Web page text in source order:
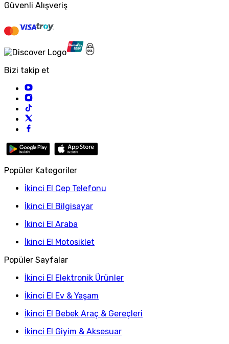
Güvenli Alışveriş
Bizi takip et
Popüler Kategoriler
İkinci El Cep Telefonu
İkinci El Bilgisayar
İkinci El Araba
İkinci El Motosiklet
Popüler Sayfalar
İkinci El Elektronik Ürünler
İkinci El Ev & Yaşam
İkinci El Bebek Araç & Gereçleri
İkinci El Giyim & Aksesuar